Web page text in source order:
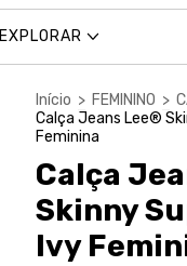
EXPLORAR
Início > FEMININO >
Calça Jeans Lee®
Feminina
Calça
Skinny
Ivy